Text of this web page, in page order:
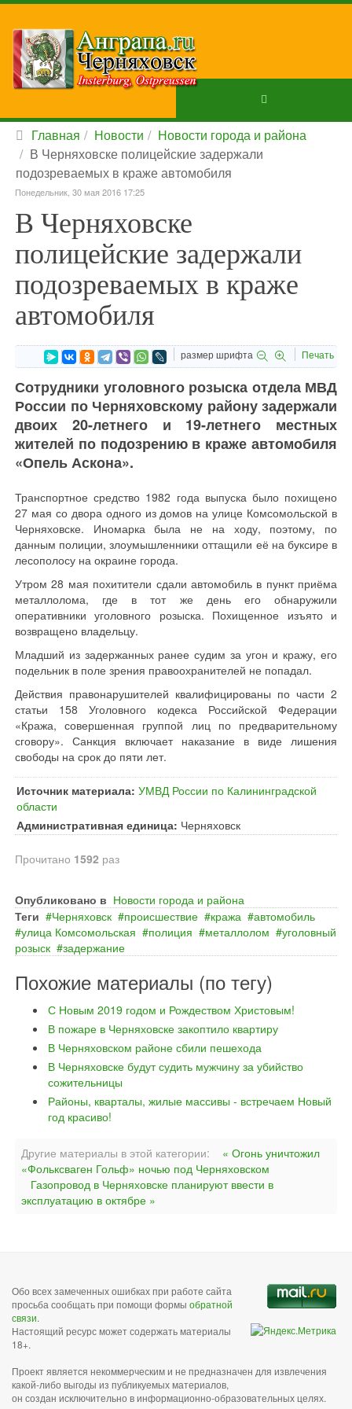
Главная Новости
Новости города и района
В Черняховске полицейские задержали
подозреваемых в краже автомобиля
Понедельник, 30 мая 2016 17:25
В Черняховске
полицейские задержали
подозреваемых в краже
автомобиля
размер шрифта Печать
Сотрудники уголовного розыска отдела МВД
России по Черняховскому району задержали
двоих 20-летнего и 19-летнего местных
жителей по подозрению в краже автомобиля
«Опель Аскона».
Транспортное средство 1982 года выпуска было похищено
27 мая со двора одного из домов на улице Комсомольской в
Черняховске. Иномарка была не на ходу, поэтому, по
данным полиции, злоумышленники оттащили её на буксире в
лесополосу на окраине города.
Утром 28 мая похитители сдали автомобиль в пункт приёма
металлолома, где в тот же день его обнаружили
оперативники уголовного розыска. Похищенное изъято и
возвращено владельцу.
Младший из задержанных ранее судим за угон и кражу, его
подельник в поле зрения правоохранителей не попадал.
Действия правонарушителей квалифицированы по части 2
статьи 158 Уголовного кодекса Российской Федерации
«Кража, совершенная группой лиц по предварительному
сговору». Санкция включает наказание в виде лишения
свободы на срок до пяти лет.
Источник материала: УМВД России по Калининградской
области
Административная единица: Черняховск
Прочитано 1592 раз
Опубликовано в Новости города и района
Теги
Черняховск происшествие кража
автомобиль
улица Комсомольская
полиция металлолом
уголовный
розыск
задержание
Похожие материалы (по тегу)
С Новым 2019 годом и Рождеством Христовым!
В пожаре в Черняховске закоптило квартиру
В Черняховском районе сбили пешехода
В Черняховске будут судить мужчину за убийство
сожительницы
Районы, кварталы, жилые массивы - встречаем Новый
год красиво!
Другие материалы в этой категории:
« Огонь уничтожил
«Фольксваген Гольф» ночью под Черняховском
Газопровод в Черняховске планируют ввести в
эксплуатацию в октябре »
Обо всех замеченных ошибках при работе сайта
просьба сообщать при помощи формы обратной
связи.
Настоящий ресурс может содержать материалы
18+.
Проект является некоммерческим и не предназначен для извлечения
какой-либо выгоды из публикуемых материалов,
он создан исключительно в информационно-образовательных целях.